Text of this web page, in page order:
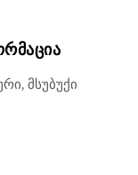
მსუბუქი